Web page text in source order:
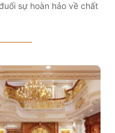
sự hoàn hảo về chất